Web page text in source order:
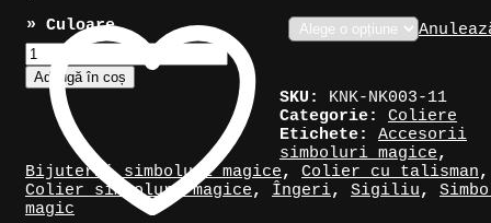
» Culoare
Cantitate
Colier
pandantiv
Sigiliul
Ordinului
Celor
Noua
Îngeri
Adaugă în coș
SKU: KNK-NK003-11
Categorie: Coliere
Etichete: Accesorii
simboluri magice,
Bijuterii simboluri magice, Colier cu talisman,
Colier simboluri magice, Îngeri, Sigiliu,
magic